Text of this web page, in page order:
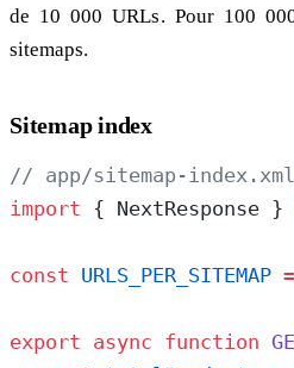
de 10 000 URLs. Pour 100
sitemaps.
Sitemap index
// app/sitemap-
import { NextResponse }
const URLS_PER_SITEMAP =
export async function